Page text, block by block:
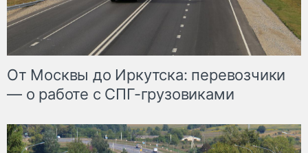
От Москвы до Иркутска: перевозчики
— о работе с СПГ-грузовиками